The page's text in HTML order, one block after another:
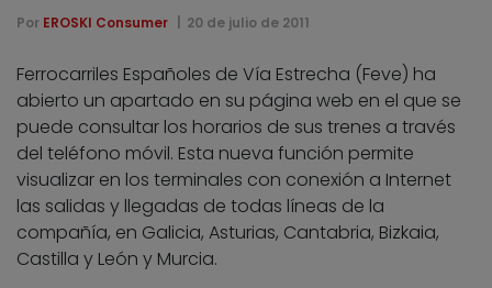
Por EROSKI Consumer 20 de julio de 2011
Ferrocarriles Españoles de Vía Estrecha (Feve) ha
abierto un apartado en su página web en el que se
puede consultar los horarios de sus trenes a través
del teléfono móvil. Esta nueva función permite
visualizar en los terminales con conexión a Internet
las salidas y llegadas de todas líneas de la
compañía, en Galicia, Asturias, Cantabria, Bizkaia,
Castilla y León y Murcia.